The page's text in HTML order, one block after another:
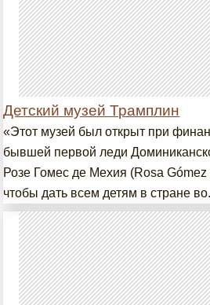
Детский музей Трамплин
«Этот музей был открыт при
бывшей первой леди
Розе Гомес де Мехия (Rosa Gómez
чтобы дать всем детям в стране